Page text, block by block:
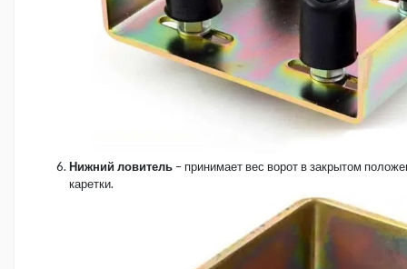
Нижний ловитель – принимает вес ворот в закрытом
каретки.